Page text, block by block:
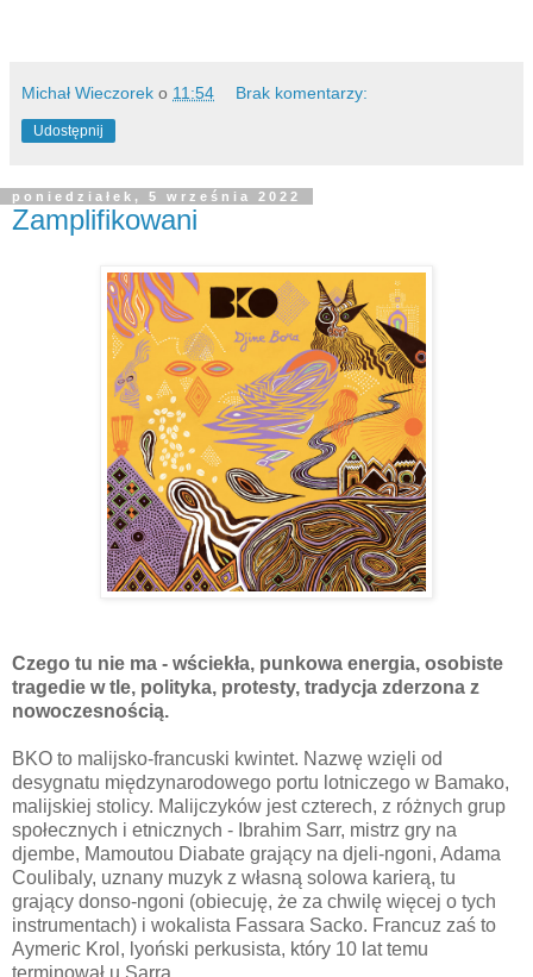
Michał Wieczorek o 11:54 Brak komentarzy:
Udostępnij
poniedziałek, 5 września 2022
Zamplifikowani
Czego tu nie ma - wściekła, punkowa energia, osobiste
tragedie w tle, polityka, protesty, tradycja zderzona z
nowoczesnością.
BKO to malijsko-francuski kwintet. Nazwę wzięli od
desygnatu międzynarodowego portu lotniczego w Bamako,
malijskiej stolicy. Malijczyków jest czterech, z różnych grup
społecznych i etnicznych - Ibrahim Sarr, mistrz gry na
djembe, Mamoutou Diabate grający na djeli-ngoni, Adama
Coulibaly, uznany muzyk z własną solowa karierą, tu
grający donso-ngoni (obiecuję, że za chwilę więcej o tych
instrumentach) i wokalista Fassara Sacko. Francuz zaś to
Aymeric Krol, lyoński perkusista, który 10 lat temu
terminował u Sarra.